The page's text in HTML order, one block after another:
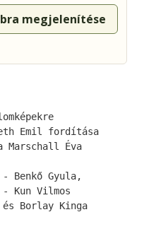
megjelenítése
Emil fordítása
Éva
Benkő Gyula,
Kun Vilmos
Borlay Kinga